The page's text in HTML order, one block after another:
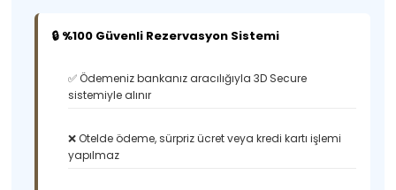
🔒 %100 Güvenli Rezervasyon Sistemi
✅ Ödemeniz bankanız aracılığıyla 3D Secure
sistemiyle alınır
❌ Otelde ödeme, sürpriz ücret veya kredi kartı işlemi
yapılmaz